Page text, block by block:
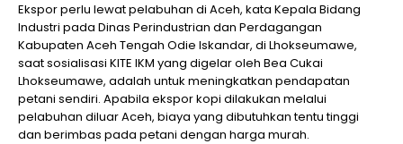
Ekspor perlu lewat pelabuhan di Aceh, kata Kepala Bidang
Industri pada Dinas Perindustrian dan Perdagangan
Kabupaten Aceh Tengah Odie Iskandar, di Lhokseumawe,
saat sosialisasi KITE IKM yang digelar oleh Bea Cukai
Lhokseumawe, adalah untuk meningkatkan pendapatan
petani sendiri. Apabila ekspor kopi dilakukan melalui
pelabuhan diluar Aceh, biaya yang dibutuhkan tentu tinggi
dan berimbas pada petani dengan harga murah.